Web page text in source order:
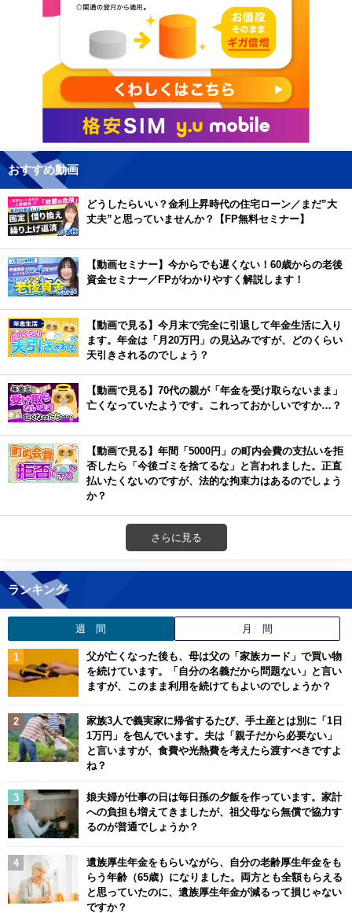
おすすめ動画
どうしたらいい？金利上昇時代の住宅ローン／まだ”大
丈夫”と思っていませんか？【FP無料セミナー】
【動画セミナー】今からでも遅くない！60歳からの老後
資金セミナー／FPがわかりやすく解説します！
【動画で見る】今月末で完全に引退して年金生活に入り
ます。年金は「月20万円」の見込みですが、どのくらい
天引きされるのでしょう？
【動画で見る】70代の親が「年金を受け取らないまま」
亡くなっていたようです。これっておかしいですか…？
【動画で見る】年間「5000円」の町内会費の支払いを拒
否したら「今後ゴミを捨てるな」と言われました。正直
払いたくないのですが、法的な拘束力はあるのでしょう
か？
さらに見る
ランキング
週 間 月 間
父が亡くなった後も、母は父の「家族カード」で買い物
を続けています。「自分の名義だから問題ない」と言い
ますが、このまま利用を続けてもよいのでしょうか？
家族3人で義実家に帰省するたび、手土産とは別に「1日
1万円」を包んでいます。夫は「親子だから必要ない」
と言いますが、食費や光熱費を考えたら渡すべきですよ
ね？
娘夫婦が仕事の日は毎日孫の夕飯を作っています。家計
への負担も増えてきましたが、祖父母なら無償で協力す
るのが普通でしょうか？
遺族厚生年金をもらいながら、自分の老齢厚生年金をも
らう年齢（65歳）になりました。両方とも全額もらえる
と思っていたのに、遺族厚生年金が減るって損じゃない
ですか？